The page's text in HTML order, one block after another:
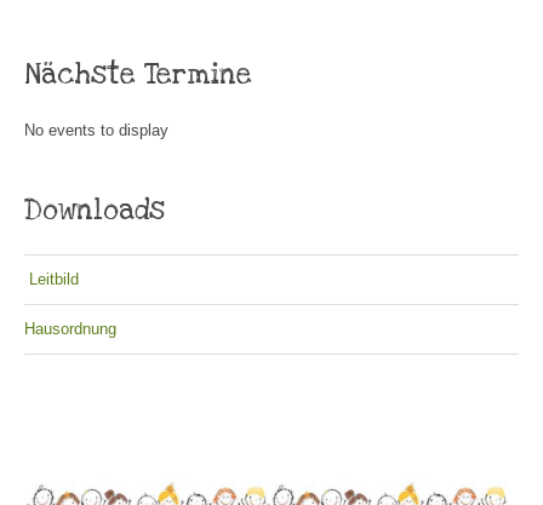
Nächste Termine
No events to display
Downloads
Leitbild
Hausordnung